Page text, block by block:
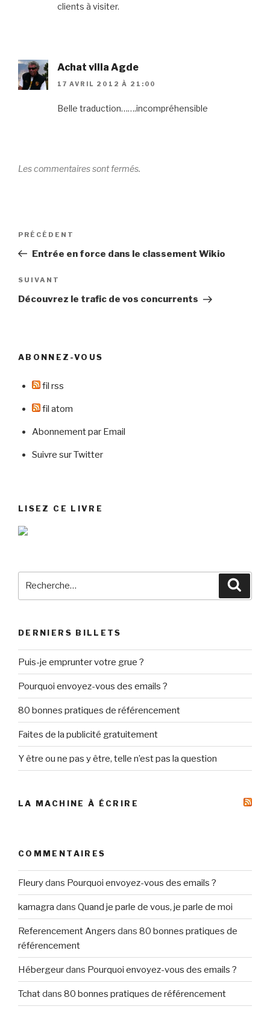
clients à visiter.
Achat villa Agde
17 AVRIL 2012 À 21:00
Belle traduction…….incompréhensible
Les commentaires sont fermés.
Navigation
l’article
Article
précédent
PRÉCÉDENT
Entrée en force dans le classement Wikio
Article
suivant
SUIVANT
Découvrez le trafic de vos concurrents
ABONNEZ-VOUS
fil rss
fil atom
Abonnement par Email
Suivre sur Twitter
LISEZ CE LIVRE
DERNIERS BILLETS
Puis-je emprunter votre grue ?
Pourquoi envoyez-vous des emails ?
80 bonnes pratiques de référencement
Faites de la publicité gratuitement
Y être ou ne pas y être, telle n’est pas la question
LA MACHINE À ÉCRIRE
COMMENTAIRES
Fleurydans Pourquoi envoyez-vous des emails ?
kamagra dans Quand je parle de vous, je parle de moi
Referencement Angers dans 80 bonnes pratiques de
référencement
Hébergeurdans Pourquoi envoyez-vous des emails ?
Tchatdans 80 bonnes pratiques de référencement